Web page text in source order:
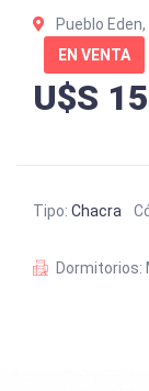
Pueblo
EN VENTA
U$S
Tipo: Chacra
Dormitorios: